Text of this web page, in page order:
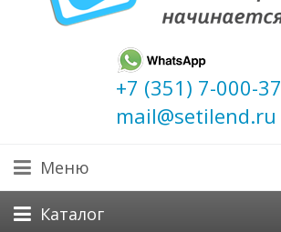
+7 (351) 7-000-
mail@setilend.ru
Меню
Каталог